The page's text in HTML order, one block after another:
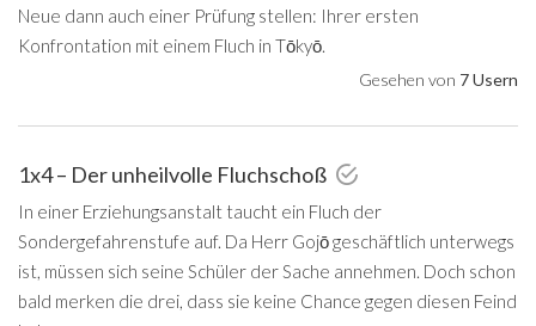
Neue dann auch einer Prüfung stellen: Ihrer ersten
Konfrontation mit einem Fluch in Tōkyō.
Gesehen von 7 Usern
1x4 – Der unheilvolle Fluchschoß
In einer Erziehungsanstalt taucht ein Fluch der
Sondergefahrenstufe auf. Da Herr Gojō geschäftlich unterwegs
ist, müssen sich seine Schüler der Sache annehmen. Doch schon
bald merken die drei, dass sie keine Chance gegen diesen Feind